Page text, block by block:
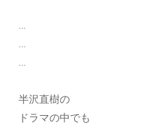
…
…
…
半沢直樹の
ドラマの中でも